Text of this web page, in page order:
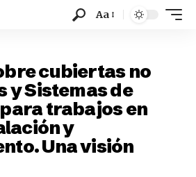
Aa
cubiertas no
y Sistemas de
trabajos en
y
Una visión